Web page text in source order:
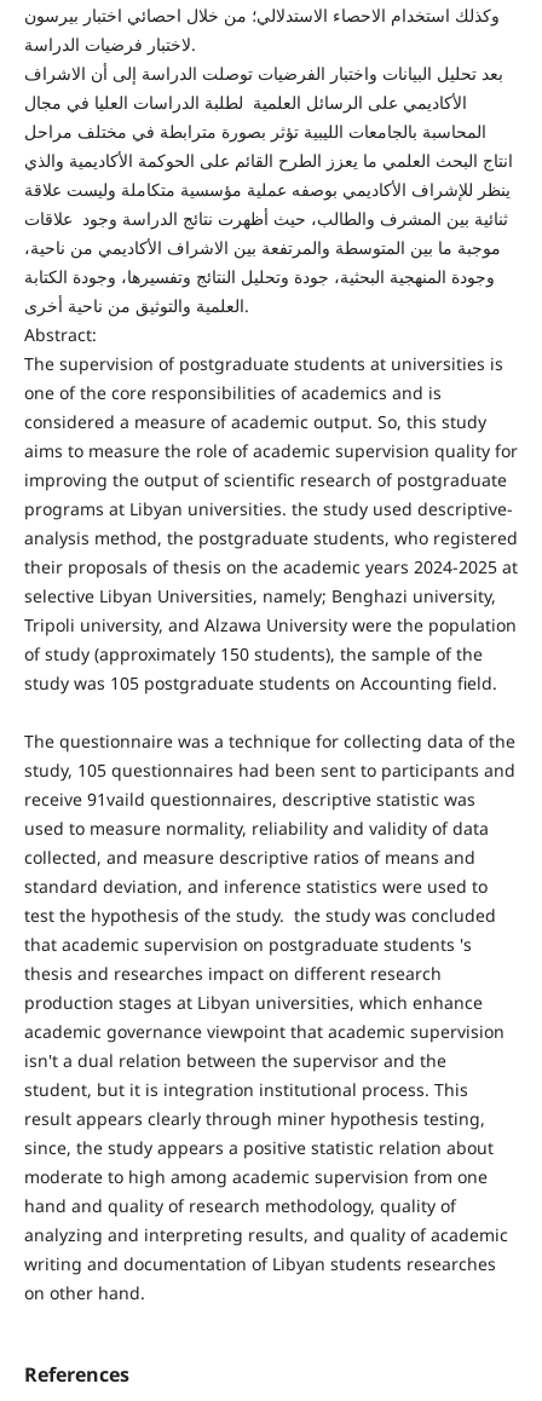
وكذلك استخدام الاحصاء الاستدلالي؛ من خلال احصائي اختبار بيرسون
لاختبار فرضيات الدراسة.
بعد تحليل البيانات واختبار الفرضيات توصلت الدراسة إلى أن الاشراف
الأكاديمي على الرسائل العلمية لطلبة الدراسات العليا في مجال
المحاسبة بالجامعات الليبية تؤثر بصورة مترابطة في مختلف مراحل
انتاج البحث العلمي ما يعزز الطرح القائم على الحوكمة الأكاديمية والذي
ينظر للإشراف الأكاديمي بوصفه عملية مؤسسية متكاملة وليست علاقة
ثنائية بين المشرف والطالب، حيث أظهرت نتائج الدراسة وجود علاقات
موجبة ما بين المتوسطة والمرتفعة بين الاشراف الأكاديمي من ناحية،
وجودة المنهجية البحثية، جودة وتحليل النتائج وتفسيرها، وجودة الكتابة
العلمية والتوثيق من ناحية أخرى.
Abstract:
The supervision of postgraduate students at universities is
one of the core responsibilities of academics and is
considered a measure of academic output. So, this study
aims to measure the role of academic supervision quality for
improving the output of scientific research of postgraduate
programs at Libyan universities. the study used descriptive-
analysis method, the postgraduate students, who registered
their proposals of thesis on the academic years 2024-2025 at
selective Libyan Universities, namely; Benghazi university,
Tripoli university, and Alzawa University were the population
of study (approximately 150 students), the sample of the
study was 105 postgraduate students on Accounting field.
The questionnaire was a technique for collecting data of the
study, 105 questionnaires had been sent to participants and
receive 91vaild questionnaires, descriptive statistic was
used to measure normality, reliability and validity of data
collected, and measure descriptive ratios of means and
standard deviation, and inference statistics were used to
test the hypothesis of the study. the study was concluded
that academic supervision on postgraduate students 's
thesis and researches impact on different research
production stages at Libyan universities, which enhance
academic governance viewpoint that academic supervision
isn't a dual relation between the supervisor and the
student, but it is integration institutional process. This
result appears clearly through miner hypothesis testing,
since, the study appears a positive statistic relation about
moderate to high among academic supervision from one
hand and quality of research methodology, quality of
analyzing and interpreting results, and quality of academic
writing and documentation of Libyan students researches
on other hand.
References